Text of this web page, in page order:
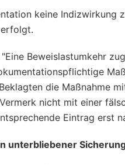
keine
Beweislastumkehr
die Maßnahme
nicht mit einer
Eintrag erst
unterbliebener